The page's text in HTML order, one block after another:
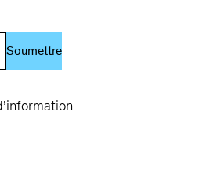
Soumettre